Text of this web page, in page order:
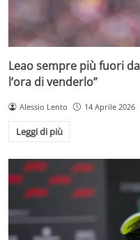
Leao sempre più fuori
l’ora di venderlo”
Alessio Lento 14 Aprile 2026
Leggi di più